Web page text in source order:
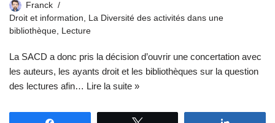
Franck
Droit et information, La Diversité des activités dans une
bibliothèque, Lecture
La SACD a donc pris la décision d’ouvrir une concertation avec
les auteurs, les ayants droit et les bibliothèques sur la question
des lectures afin… Lire la suite »